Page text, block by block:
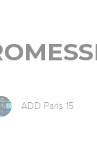
ADD Paris 15